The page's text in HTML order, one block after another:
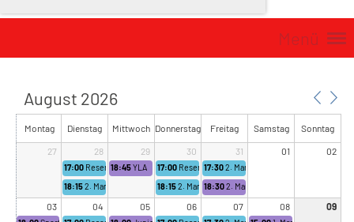
Menü
August 2026
Montag Dienstag Mittwoch Donnerstag Freitag Samstag Sonntag
27 28 29 30 31 01 02
03 04 05 06 07 08 09
17:00 Reservation 1. Mannschaft
18:152. Mannschaft
18:45YLA 17:00 Reservation 1. Mannschaft
18:152. Mannschaft
17:302. Mannschaft
18:302. Mannschaft